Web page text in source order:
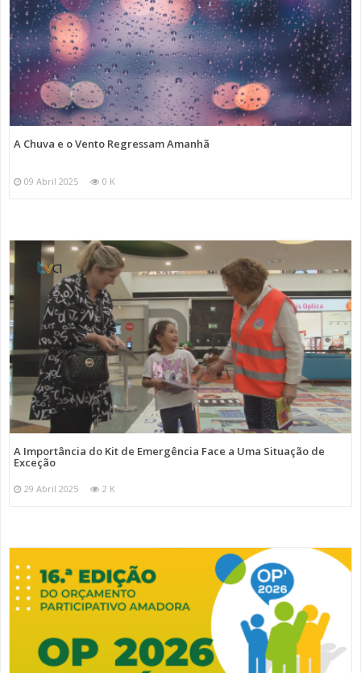
A Chuva e o Vento Regressam Amanhã
09 Abril 2025 0 K
A Importância do Kit de Emergência Face a Uma Situação de
Exceção
29 Abril 2025 2 K